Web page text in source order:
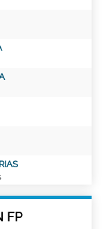
FP